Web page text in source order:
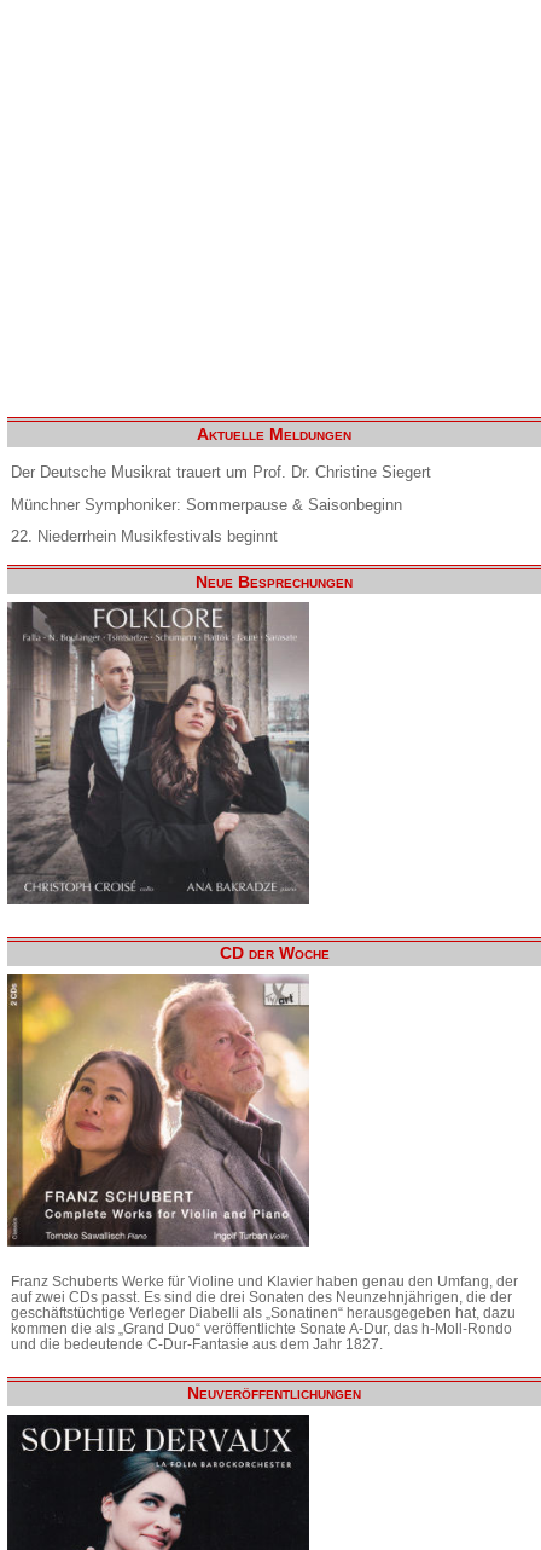
Aktuelle Meldungen
Der Deutsche Musikrat trauert um Prof. Dr. Christine Siegert
Münchner Symphoniker: Sommerpause & Saisonbeginn
22. Niederrhein Musikfestivals beginnt
Neue Besprechungen
CD der Woche
Franz Schuberts Werke für Violine und Klavier haben genau den Umfang, der
auf zwei CDs passt. Es sind die drei Sonaten des Neunzehnjährigen, die der
geschäftstüchtige Verleger Diabelli als „Sonatinen“ herausgegeben hat, dazu
kommen die als „Grand Duo“ veröffentlichte Sonate A-Dur, das h-Moll-Rondo
und die bedeutende C-Dur-Fantasie aus dem Jahr 1827.
Neuveröffentlichungen